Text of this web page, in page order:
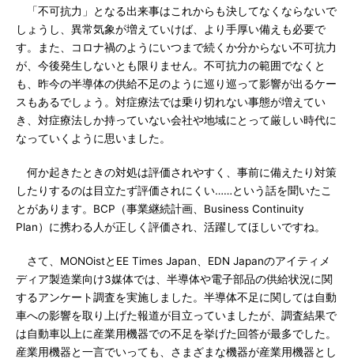
「不可抗力」となる出来事はこれからも決してなくならないで
しょうし、異常気象が増えていけば、より手厚い備えも必要で
す。また、コロナ禍のようにいつまで続くか分からない不可抗力
が、今後発生しないとも限りません。不可抗力の範囲でなくと
も、昨今の半導体の供給不足のように巡り巡って影響が出るケー
スもあるでしょう。対症療法では乗り切れない事態が増えてい
き、対症療法しか持っていない会社や地域にとって厳しい時代に
なっていくように思いました。
何か起きたときの対処は評価されやすく、事前に備えたり対策
したりするのは目立たず評価されにくい……という話を聞いたこ
とがあります。BCP（事業継続計画、Business Continuity
Plan）に携わる人が正しく評価され、活躍してほしいですね。
さて、MONOistとEE Times Japan、EDN Japanのアイティメ
ディア製造業向け3媒体では、半導体や電子部品の供給状況に関
するアンケート調査を実施しました。半導体不足に関しては自動
車への影響を取り上げた報道が目立っていましたが、調査結果で
は自動車以上に産業用機器での不足を挙げた回答が最多でした。
産業用機器と一言でいっても、さまざまな機器が産業用機器とし